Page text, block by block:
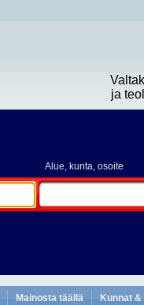
ja
Alue, kunta, osoite
Mainosta täällä Kunnat